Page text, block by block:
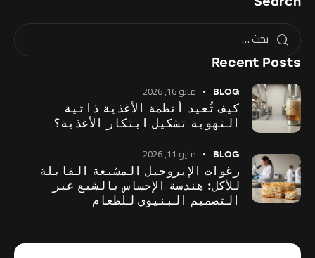
Recent Posts
BLOG مايو 16, 2026
كيف تُعيد أنظمة الأغذية ذاتية
التهوية تشكيل ابتكار الأغذية؟
BLOG مايو 11, 2026
رغوات الإيروجيل المشبعة القابلة
للأكل: هندسة الإحساس بالشبع عبر
التصميم البنيوي للطعام